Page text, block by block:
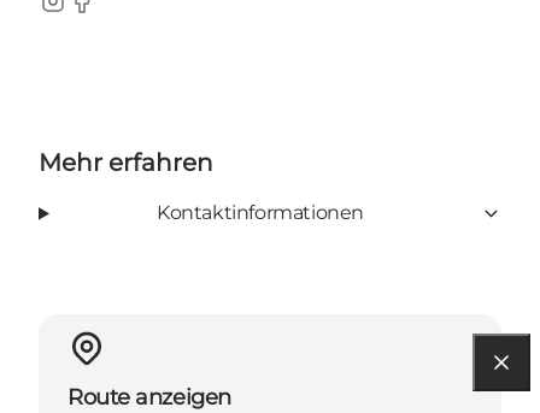
Instagram
Facebook
Mehr erfahren
Kontaktinformationen
Route anzeigen